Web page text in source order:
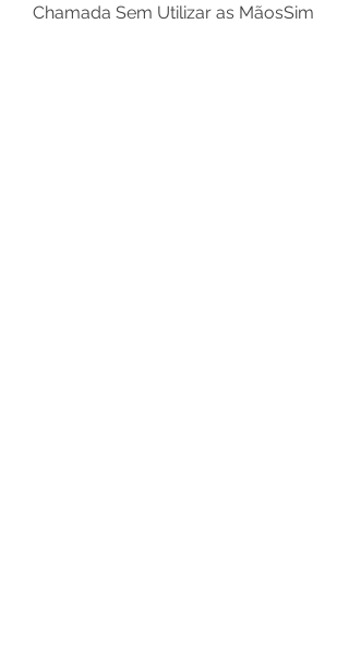
Chamada Sem Utilizar as MãosSim